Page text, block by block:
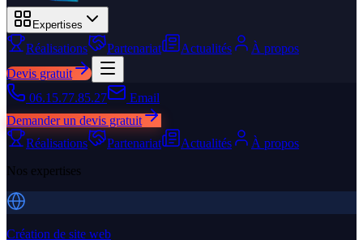
Expertises
Réalisations Partenariat Actualités
À propos
Devis gratuit
06.15.77.85.27
Email
Demander un devis gratuit
Réalisations
Partenariat Actualités
À propos
Nos expertises
Création de site web